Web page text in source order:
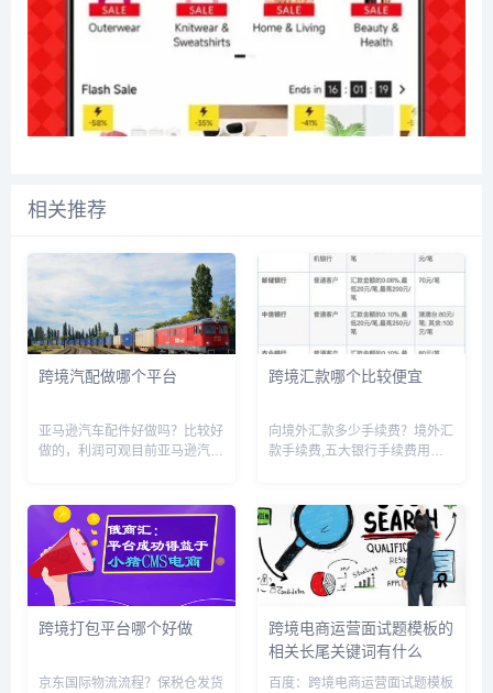
相关推荐
跨境汽配做哪个平台
亚马逊汽车配件好做吗？比较好
做的，利润可观目前亚马逊汽车
人家都是备货在海外仓的。冠通
分销 - 跨境电商海外仓外贸货源
一件代发分销平台做海外仓分...
跨境汇款哪个比较便宜
向境外汇款多少手续费？境外汇
款手续费,五大银行手续费用一
笔,最高260人民币/笔;交通银行:
按汇款金额的0.10%收取,费用
最低20人民币/...
跨境打包平台哪个好做
京东国际物流流程？保税仓发货
跨境电商运营面试题模板的
相关长尾关键词有什么
百度：跨境电商运营面试题模板